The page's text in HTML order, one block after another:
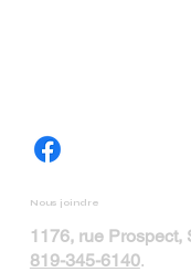
Nous joindre
1176, rue
819-345-6140.